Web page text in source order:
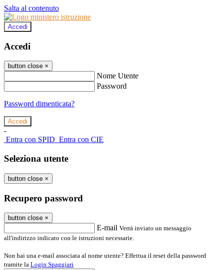
Salta al contenuto
Accedi
Accedi
button close ×
Nome Utente
Password
Password dimenticata?
-
Entra con SPID Entra con CIE
Seleziona utente
button close ×
Recupero password
button close ×
E-mail Verrà inviato un messaggio
all'indirizzo indicato con le istruzioni necessarie.
Non hai una e-mail associata al nome utente? Effettua il reset della password
tramite la Login Spaggiari